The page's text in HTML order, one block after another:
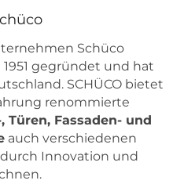
Schüco
gegründet und hat
SCHÜCO bietet
renommierte
Türen, Fassaden- und
auch verschiedenen
Innovation und